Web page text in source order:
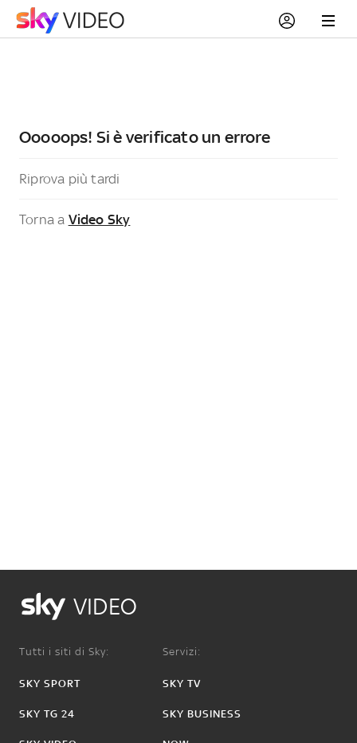
Ooooops! Si è verificato un errore
Riprova più tardi
Torna a Video Sky
VIDEO
Tutti i siti di Sky:
SKY SPORT
SKY TG 24
Servizi:
SKY TV
SKY BUSINESS